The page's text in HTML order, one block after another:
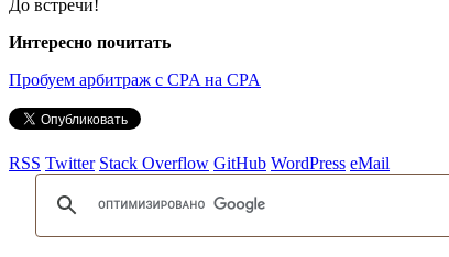
До встречи!
Интересно почитать
Пробуем арбитраж с CPA на CPA
RSS Twitter Stack Overflow GitHub WordPress eMail